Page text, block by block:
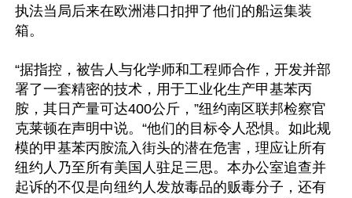
执法当局后来在欧洲港口扣押了他们的船运集装
箱。
“据指控，被告人与化学师和工程师合作，开发并部
署了一套精密的技术，用于工业化生产甲基苯丙
胺，其日产量可达400公斤，”纽约南区联邦检察官
克莱顿在声明中说。“他们的目标令人恐惧。如此规
模的甲基苯丙胺流入街头的潜在危害，理应让所有
纽约人乃至所有美国人驻足三思。本办公室追查并
起诉的不仅是向纽约人发放毒品的贩毒分子，还有